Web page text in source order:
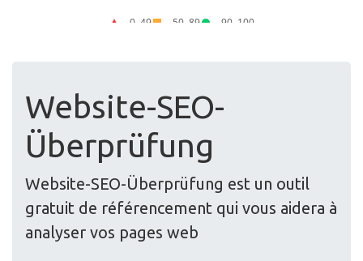
Website-SEO-
Überprüfung
Website-SEO-Überprüfung est un outil
gratuit de référencement qui vous aidera à
analyser vos pages web